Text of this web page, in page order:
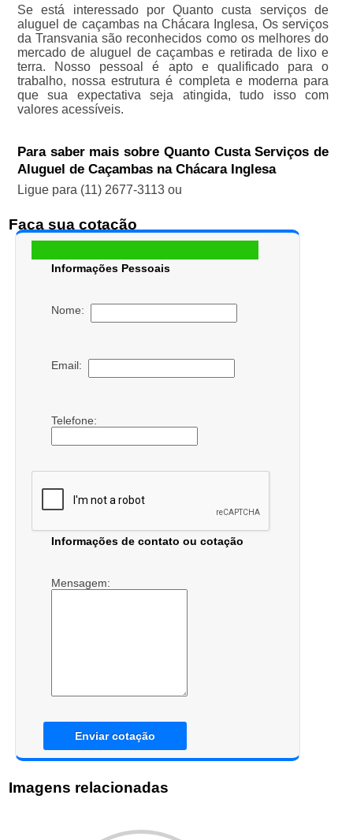
Se está interessado por Quanto custa serviços de
aluguel de caçambas na Chácara Inglesa, Os serviços
da Transvania são reconhecidos como os melhores do
mercado de aluguel de caçambas e retirada de lixo e
terra. Nosso pessoal é apto e qualificado para o
trabalho, nossa estrutura é completa e moderna para
que sua expectativa seja atingida, tudo isso com
valores acessíveis.
Para saber mais sobre Quanto Custa Serviços de
Aluguel de Caçambas na Chácara Inglesa
Ligue para (11) 2677-3113ou
Faça sua cotação
Informações Pessoais
Nome:
Email:
Telefone:
Informações de contato ou cotação
Mensagem:
Enviar cotação
Imagens relacionadas